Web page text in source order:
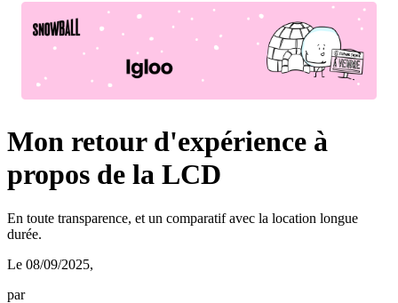
Mon retour d'expérience à
propos de la LCD
En toute transparence, et un comparatif avec la location longue
durée.
Le 08/09/2025,
par